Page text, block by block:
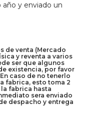
y enviado un
de venta (Mercado
y reventa a varios
ser que algunos
existencia, por favor
caso de no tenerlo
fabrica, esto toma 2
fabrica hasta
sera enviado
despacho y entrega